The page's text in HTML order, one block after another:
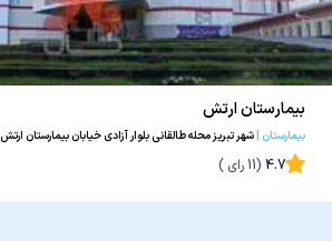
بیمارستان ارتش
بیمارستان |شهر تبریز محله طالقانی بلوار آزادی خیابان بیمارستان ارتش
4.7
(
11رای )